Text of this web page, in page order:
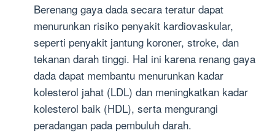
Berenang gaya dada secara teratur dapat
menurunkan risiko penyakit kardiovaskular,
seperti penyakit jantung koroner, stroke, dan
tekanan darah tinggi. Hal ini karena renang gaya
dada dapat membantu menurunkan kadar
kolesterol jahat (LDL) dan meningkatkan kadar
kolesterol baik (HDL), serta mengurangi
peradangan pada pembuluh darah.